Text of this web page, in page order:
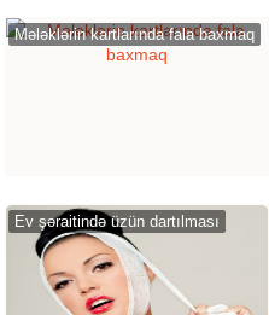
Mələklərin kartlarında fala baxmaq
Ev şəraitində üzün dartılması